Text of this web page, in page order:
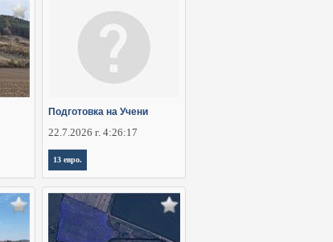
Подготовка на Учени
22.7.2026 г. 4:26:17
13 евро.